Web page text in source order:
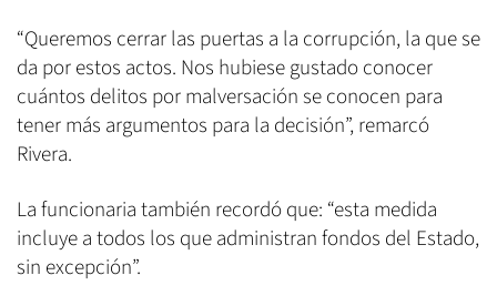
“Queremos cerrar las puertas a la corrupción, la que se
da por estos actos. Nos hubiese gustado conocer
cuántos delitos por malversación se conocen para
tener más argumentos para la decisión”, remarcó
Rivera.
La funcionaria también recordó que: “esta medida
incluye a todos los que administran fondos del Estado,
sin excepción”.